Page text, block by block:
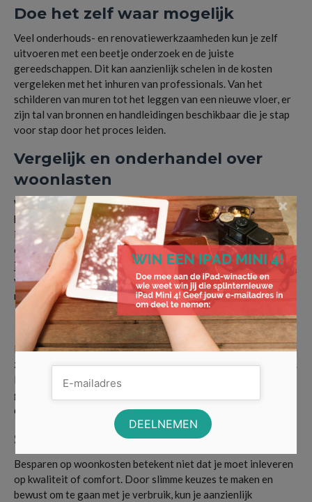
Doe het zelf waar mogelijk
Veel onderhouds- en renovatiewerkzaamheden kun je zelf
uitvoeren met een beetje onderzoek en de juiste
gereedschappen. Dit kan aanzienlijk schelen in de kosten
vergeleken met het inhuren van professionals. Van het
schilderen van muren tot het leggen van een nieuwe vloer, er
zijn tal van bronnen en handleidingen beschikbaar die je stap
voor stap door het proces leiden.
Vergelijk en onderhandel over
woonlasten
Wees niet bang om te onderhandelen over je huur of
hypotheekrente. Ook kun je jaarlijks je verzekeringen, zoals
inboedel- en opstalverzekering, vergelijken en zo nodig
overstappen naar een voordeligere optie. Dit geldt ook voor
je internet- en tv-abonnement. Kleine besparingen op
verschillende fronten kunnen op jaarbasis een groot verschil
maken.
Investeer in zonnepanelen
Hoewel de initiële investering in zonnepanelen aanzienlijk kan
zijn, bespaar je op de lange termijn veel op je energierekening.
Bovendien draag je bij aan een duurzamere wereld. Veel
gemeenten bieden subsidies of leningen met lage rente voor
dergelijke duurzame investeringen.
Slimme keuzes maken
Besparen op woonkosten betekent niet dat je moet inleveren
op kwaliteit of comfort. Door slimme keuzes te maken en
bewust om te gaan met je verbruik, kun je aanzienlijk
×